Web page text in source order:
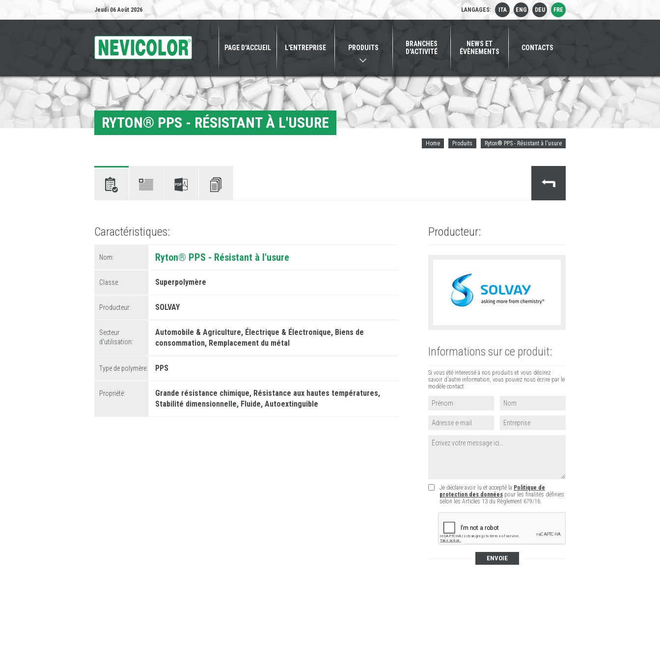
Jeudi 06 Août 2026 LANGAGES: ITA ENG DEU FRE
PAGE D'ACCUEIL L'ENTREPRISE PRODUITS
BRANCHES
D'ACTIVITÉ
NEWS ET
ÉVÈNEMENTS
CONTACTS
RYTON® PPS - RÉSISTANT À L'USURE
Home Produits Ryton® PPS - Résistant à l'usure
Techniques
Caractéristiques
Nom: Ryton® PPS - Résistant à l'usure
Classe: Superpolymère
Producteur: SOLVAY
Secteur
d'utilisation:
Automobile & Agriculture Électrique & Électronique Biens de
consommation Remplacement du métal
Type de polymère: PPS
Propriété: Grande résistance chimique Résistance aux hautes températures
Stabilité dimensionnelle Fluide Autoextinguible
Producteur:
Informations sur ce produit:
Si vous été interessé à nos produits et vous désirez
savoir d'autre information, vous pouvez nous écrire par le
modèle contact:
Je déclare avoir lu et accepté la Politique de
protection des données pour les finalités définies
selon les Articles 13 du Règlement 679/16.
ENVOIE